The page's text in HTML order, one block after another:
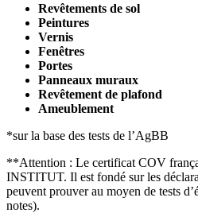
Revêtements de sol
Peintures
Vernis
Fenêtres
Portes
Panneaux muraux
Revêtement de plafond
Ameublement
*sur la base des tests de l’AgBB
**Attention : Le certificat COV
INSTITUT. Il est fondé sur les
peuvent prouver au moyen de tests
notes).